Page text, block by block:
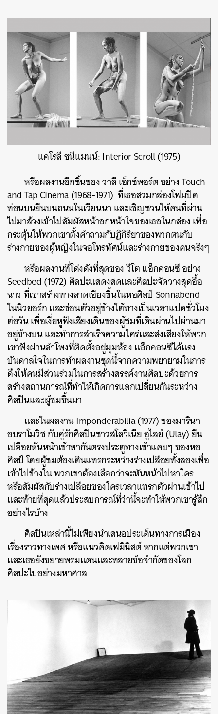
แคโรลี ชนีแมนน์: Interior Scroll (1975)
หรือผลงานอีกชิ้นของ วาลี เอ็กซ์พอร์ต อย่าง Touch
and Tap Cinema (1968-1971) ที่เธอสวมกล่องโฟมปิด
ท่อนบนยืนบนถนนในเวียนนา และเชิญชวนให้คนที่ผ่าน
ไปมาล้วงเข้าไปสัมผัสหน้าอกหน้าใจของเธอในกล่อง เพื่อ
กระตุ้นให้พวกเขาตั้งคำถามกับฏิกิริยาของพวกตนกับ
ร่างกายของผู้หญิงในจอโทรทัศน์และร่างกายของคนจริงๆ
หรือผลงานที่โด่งดังที่สุดของ วีโต แอ็กคอนซี อย่าง
Seedbed (1972) ศิลปะแสดงสดและศิลปะจัดวางสุดอื้อ
ฉาว ที่เขาสร้างทางลาดเอียงขึ้นในหอศิลป์ Sonnabend
ในนิวยอร์ก และซ่อนตัวอยู่ข้างใต้ทางเป็นเวลาแปดชั่วโมง
ต่อวัน เพื่อเงี่ยหูฟังเสียงเดินของผู้ชมที่เดินผ่านไปผ่านมา
อยู่ข้างบน และทำการสำเร็จความใคร่และส่งเสียงให้พวก
เขาฟังผ่านลำโพงที่ติดตั้งอยู่มุมห้อง แอ็กคอนซีได้แรง
บันดาลใจในการทำผลงานชุดนี้จากความพยายามในการ
ดึงให้คนมีส่วนร่วมในการสร้างสรรค์งานศิลปะด้วยการ
สร้างสถานการณ์ที่ทำให้เกิดการแลกเปลี่ยนกันระหว่าง
ศิลปินและผู้ชมขึ้นมา
และในผลงาน Imponderabilia (1977) ของมารินา
อบราโมวิช กับคู่รักศิลปินชาวสโลวีเนีย อูไลย์ (Ulay) ยืน
เปลือยหันหน้าเข้าหากันตรงประตูทางเข้าแคบๆ ของหอ
ศิลป์ โดยผู้ชมต้องเดินแทรกระหว่างร่างเปลือยทั้งสองเพื่อ
เข้าไปข้างใน พวกเขาต้องเลือกว่าจะหันหน้าไปหาใคร
หรือสัมผัสกับร่างเปลือยของใครเวลาแทรกตัวผ่านเข้าไป
และท้ายที่สุดแล้วประสบการณ์ที่ว่านี้จะทำให้พวกเขารู้สึก
อย่างไรบ้าง
ศิลปินเหล่านี้ไม่เพียงนำเสนอประเด็นทางการเมือง
เรื่องราวทางเพศ หรือแนวคิดเฟมินิสต์ หากแต่พวกเขา
และเธอยังขยายพรมแดนและทลายข้อจำกัดของโลก
ศิลปะไปอย่างมหาศาล